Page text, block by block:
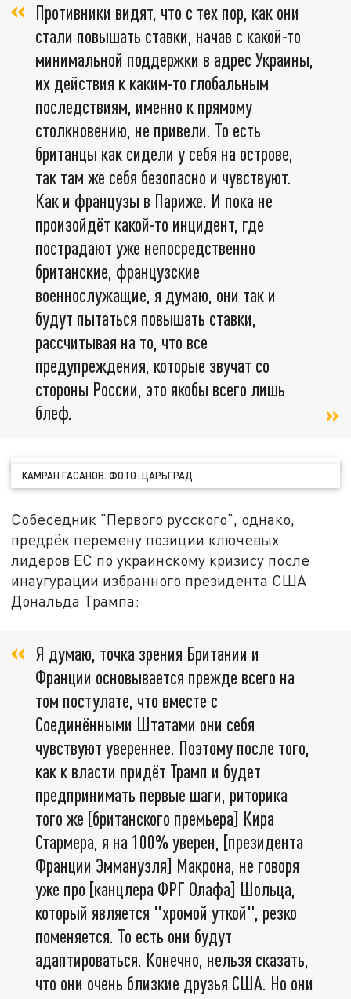
Противники видят, что с тех пор, как они
стали повышать ставки, начав с какой-то
минимальной поддержки в адрес Украины,
их действия к каким-то глобальным
последствиям, именно к прямому
столкновению, не привели. То есть
британцы как сидели у себя на острове,
так там же себя безопасно и чувствуют.
Как и французы в Париже. И пока не
произойдёт какой-то инцидент, где
пострадают уже непосредственно
британские, французские
военнослужащие, я думаю, они так и
будут пытаться повышать ставки,
рассчитывая на то, что все
предупреждения, которые звучат со
стороны России, это якобы всего лишь
блеф.
КАМРАН ГАСАНОВ. ФОТО: ЦАРЬГРАД
Собеседник "Первого русского", однако,
предрёк перемену позиции ключевых
лидеров ЕС по украинскому кризису после
инаугурации избранного президента США
Дональда Трампа:
Я думаю, точка зрения Британии и
Франции основывается прежде всего на
том постулате, что вместе с
Соединёнными Штатами они себя
чувствуют увереннее. Поэтому после того,
как к власти придёт Трамп и будет
предпринимать первые шаги, риторика
того же [британского премьера] Кира
Стармера, я на 100% уверен, [президента
Франции Эммануэля] Макрона, не говоря
уже про [канцлера ФРГ Олафа] Шольца,
который является "хромой уткой", резко
поменяется. То есть они будут
адаптироваться. Конечно, нельзя сказать,
что они очень близкие друзья США. Но они